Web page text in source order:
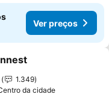
Ver preços
aos favoritos
1.349
da cidade